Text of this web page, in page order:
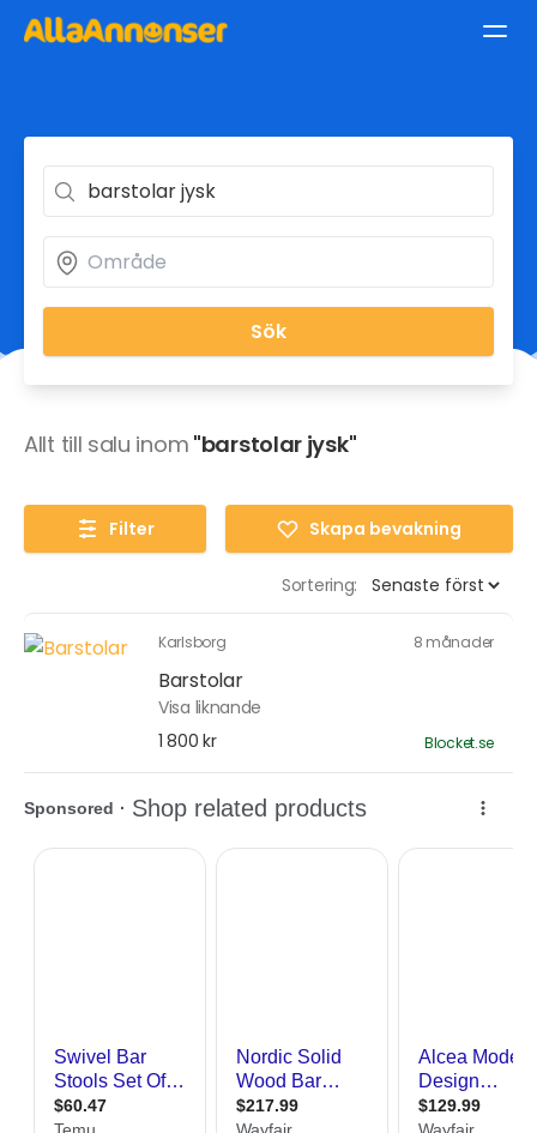
Sök
Allt till salu inom "barstolar jysk"
Filter Skapa bevakning
Sortering:
Karlsborg 8 månader
Barstolar
Visa liknande
1 800 kr
Blocket.se